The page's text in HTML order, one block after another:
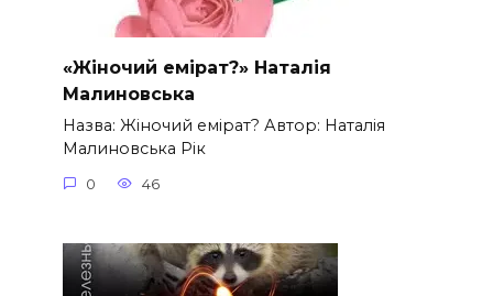
«Жіночий емірат?» Наталія
Малиновська
Назва: Жіночий емірат? Автор: Наталія
Малиновська Рік
0 46